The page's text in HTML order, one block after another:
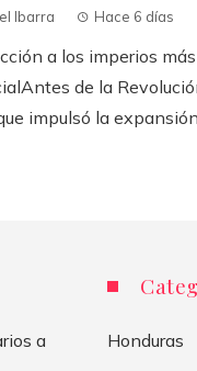
Ibarra Hace 6 días
a los imperios
de la
impulsó la
a
Honduras